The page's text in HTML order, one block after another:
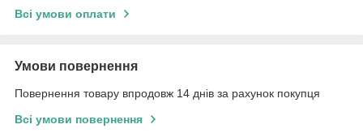
Всі умови оплати
Умови повернення
Повернення товару впродовж 14 днів за рахунок покупця
Всі умови повернення